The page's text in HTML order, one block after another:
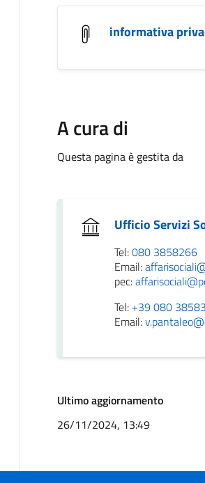
informativa
A cura di
Questa pagina è gestita da
Ufficio Servizi
Tel:080 3858266
Email:
pec:
Tel: +39 080
Email:
Ultimo aggiornamento
26/11/2024, 13:49